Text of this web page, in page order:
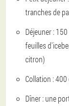
tranches de
Déjeuner :
feuilles
citron)
Collation :
Dîner : une